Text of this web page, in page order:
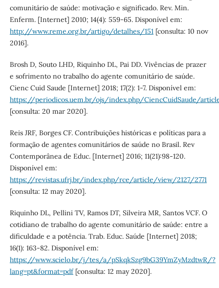
comunitário de saúde: motivação e significado. Rev. Min.
Enferm. [Internet] 2010; 14(4): 559-65. Disponível em:
http://www.reme.org.br/artigo/detalhes/151[consulta: 10 nov
2016].
Brosh D, Souto LHD, Riquinho DL, Pai DD. Vivências de prazer
e sofrimento no trabalho do agente comunitário de saúde.
Cienc Cuid Saude [Internet] 2018; 17(2): 1-7. Disponível em:
https://periodicos.uem.br/ojs/index.php/CiencCuidSaude/
[consulta: 20 mar 2020].
Reis JRF, Borges CF. Contribuições históricas e políticas para a
formação de agentes comunitários de saúde no Brasil. Rev
Contemporânea de Educ. [Internet] 2016; 11(21):98-120.
Disponível em:
https://revistas.ufrj.br/index.php/rce/article/view/2127/2771
[consulta: 12 may 2020].
Riquinho DL, Pellini TV, Ramos DT, Silveira MR, Santos VCF. O
cotidiano de trabalho do agente comunitário de saúde: entre a
dificuldade e a potência. Trab. Educ. Saúde [Internet] 2018;
16(1): 163-82. Disponível em:
https://www.scielo.br/j/tes/a/pSkqkSzg9bG39YmZyMzdtwR/?
lang=pt&format=pdf[consulta: 12 may 2020].